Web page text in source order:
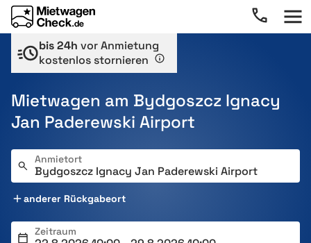
bis 24h vor Anmietung
kostenlos stornieren
Mietwagen am Bydgoszcz Ignacy
Jan Paderewski Airport
Anmietort
anderer Rückgabeort
Zeitraum